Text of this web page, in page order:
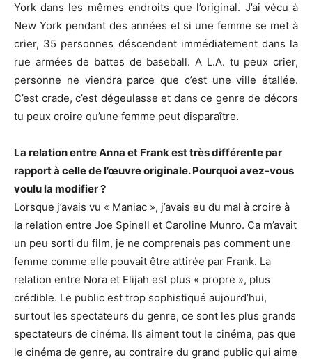
York dans les mêmes endroits que l’original. J’ai vécu à
New York pendant des années et si une femme se met à
crier, 35 personnes déscendent immédiatement dans la
rue armées de battes de baseball. A L.A. tu peux crier,
personne ne viendra parce que c’est une ville étallée.
C’est crade, c’est dégeulasse et dans ce genre de décors
tu peux croire qu’une femme peut disparaître.
La relation entre Anna et Frank est très différente par
rapport à celle de l’œuvre originale. Pourquoi avez-vous
voulu la modifier ?
Lorsque j’avais vu « Maniac », j’avais eu du mal à croire à
la relation entre Joe Spinell et Caroline Munro. Ca m’avait
un peu sorti du film, je ne comprenais pas comment une
femme comme elle pouvait être attirée par Frank. La
relation entre Nora et Elijah est plus « propre », plus
crédible. Le public est trop sophistiqué aujourd’hui,
surtout les spectateurs du genre, ce sont les plus grands
spectateurs de cinéma. Ils aiment tout le cinéma, pas que
le cinéma de genre, au contraire du grand public qui aime